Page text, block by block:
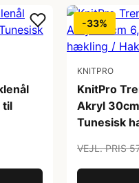
til
-33%
KNITPRO
KnitPro
Akryl
Tunesisk
VEJL. PRIS